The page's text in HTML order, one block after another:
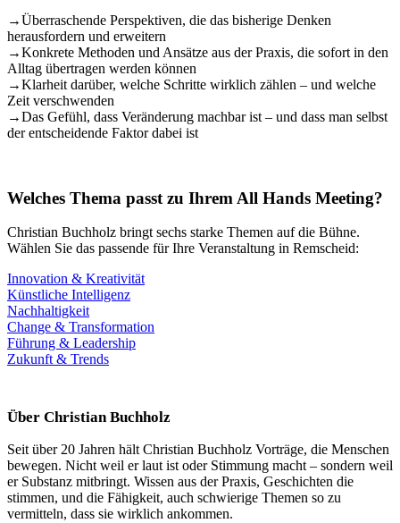
→Überraschende Perspektiven, die das bisherige Denken
herausfordern und erweitern
→Konkrete Methoden und Ansätze aus der Praxis, die sofort in den
Alltag übertragen werden können
→Klarheit darüber, welche Schritte wirklich zählen – und welche
Zeit verschwenden
→Das Gefühl, dass Veränderung machbar ist – und dass man selbst
der entscheidende Faktor dabei ist
Welches Thema passt zu Ihrem All Hands Meeting?
Christian Buchholz bringt sechs starke Themen auf die Bühne.
Wählen Sie das passende für Ihre Veranstaltung in Remscheid:
Innovation & Kreativität
Künstliche Intelligenz
Nachhaltigkeit
Change & Transformation
Führung & Leadership
Zukunft & Trends
Über Christian Buchholz
Seit über 20 Jahren hält Christian Buchholz Vorträge, die Menschen
bewegen. Nicht weil er laut ist oder Stimmung macht – sondern weil
er Substanz mitbringt. Wissen aus der Praxis, Geschichten die
stimmen, und die Fähigkeit, auch schwierige Themen so zu
vermitteln, dass sie wirklich ankommen.